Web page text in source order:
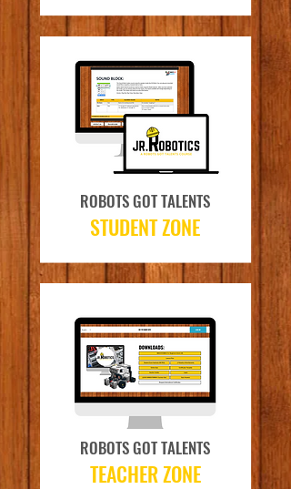
ROBOTS GOT TALENTS
STUDENT ZONE
ROBOTS GOT TALENTS
TEACHER ZONE